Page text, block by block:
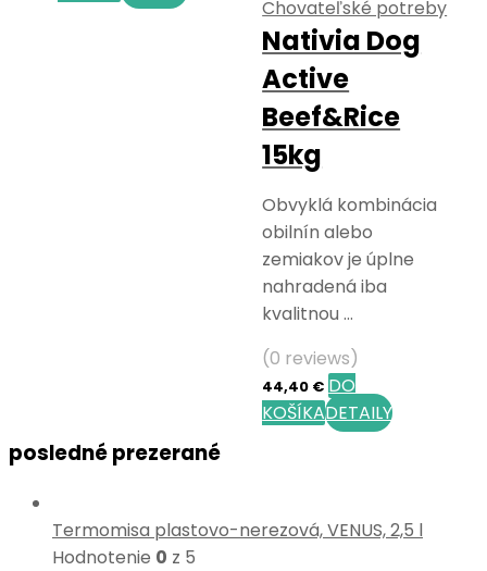
Chovateľské potreby
Nativia Dog
Active
Beef&Rice
15kg
Obvyklá kombinácia
obilnín alebo
zemiakov je úplne
nahradená iba
kvalitnou …
(0 reviews)
44,40 € DO
KOŠÍKADETAILY
posledné prezerané
Termomisa plastovo-nerezová, VENUS, 2,5 l
Hodnotenie 0 z 5